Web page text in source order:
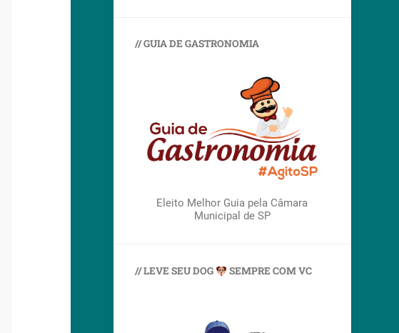
// GUIA DE GASTRONOMIA
Eleito Melhor Guia pela Câmara
Municipal de SP
// LEVE SEU DOG SEMPRE COM VC